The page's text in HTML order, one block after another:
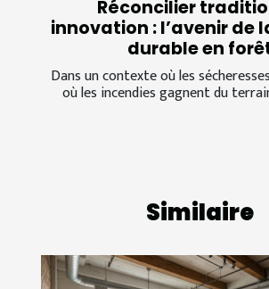
Réconcilier
innovation : l’avenir de
durable en
Dans un contexte où les
où les incendies gagnent du
Similaire